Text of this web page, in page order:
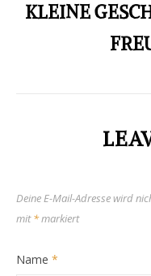
KLEINE
Deine E-Mail-Adresse wird
mit*markiert
Name *